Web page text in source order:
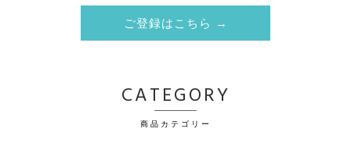
ご登録はこちら →
CATEGORY
商品カテゴリー